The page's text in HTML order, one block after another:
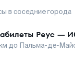
в соседние города
Реус —
до Пальма-де-